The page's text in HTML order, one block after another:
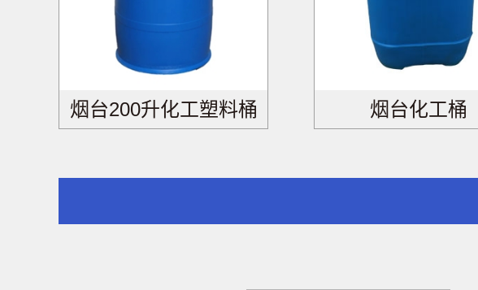
烟台200升化工塑料桶 烟台化工桶